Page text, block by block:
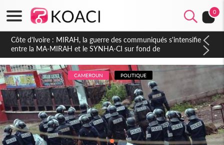
0
Côte d'Ivoire : Indépendance 2026, Thiam plaide pour un
environnement démocratique plus apaisé
CAMEROUN POLITIQUE